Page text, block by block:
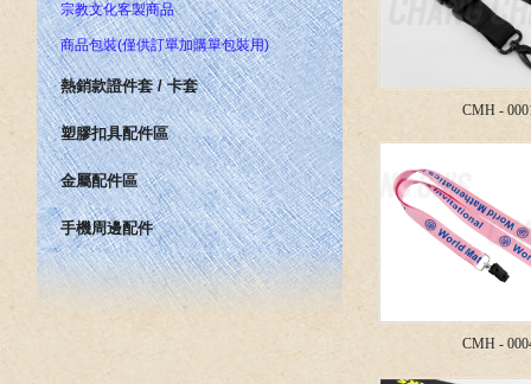
宗教文化客製商品
商品包裝(僅供訂單加購單包裝用)
熱銷款證件套 / 卡套
塑膠扣具配件區
金屬配件區
手機周邊配件
CMH -
CMH -